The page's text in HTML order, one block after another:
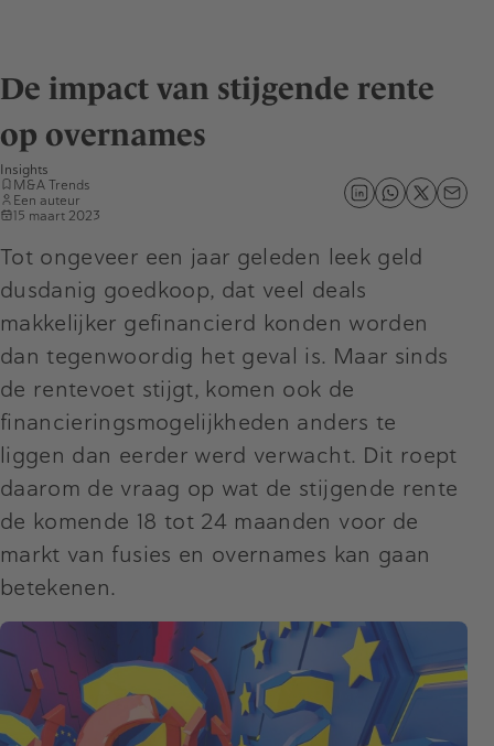
De impact van stijgende rente
op overnames
Insights
M&A Trends
Een auteur
15 maart 2023
Tot ongeveer een jaar geleden leek geld
dusdanig goedkoop, dat veel deals
makkelijker gefinancierd konden worden
dan tegenwoordig het geval is. Maar sinds
de rentevoet stijgt, komen ook de
financieringsmogelijkheden anders te
liggen dan eerder werd verwacht. Dit roept
daarom de vraag op wat de stijgende rente
de komende 18 tot 24 maanden voor de
markt van fusies en overnames kan gaan
betekenen.